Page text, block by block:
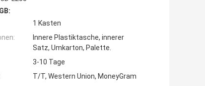
1 Kasten
Innere Plastiktasche, innerer
Satz, Umkarton, Palette.
3-10 Tage
T/T, Western Union, MoneyGram